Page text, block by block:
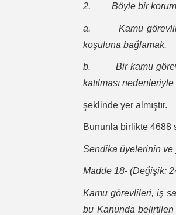
2. Böyle bir koruma,
a. Kamu
koşuluna bağlamak,
b. Bir kamu
katılması
şeklinde yer almıştır.
Bununla birlikte 4688
Sendika üyelerinin
Madde 18- (Değişik:
Kamu görevlileri, iş
bu Kanunda belirtilen